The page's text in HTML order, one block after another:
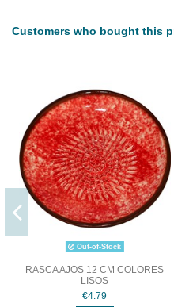
Customers who bought this
Out-of-Stock
RASCA AJOS 12 CM COLORES
LISOS
€4.79